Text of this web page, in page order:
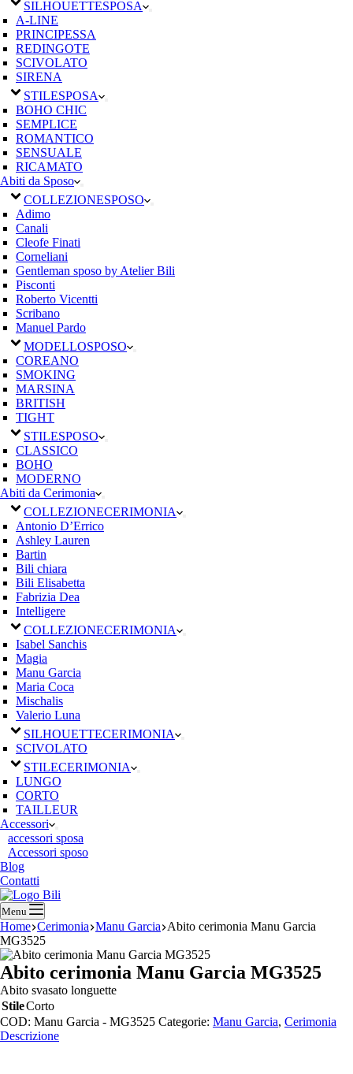
SILHOUETTESPOSA
A-LINE
PRINCIPESSA
REDINGOTE
SCIVOLATO
SIRENA
STILESPOSA
BOHO CHIC
SEMPLICE
ROMANTICO
SENSUALE
RICAMATO
Abiti da Sposo
COLLEZIONESPOSO
Adimo
Canali
Cleofe Finati
Corneliani
Gentleman sposo by Atelier Bili
Pisconti
Roberto Vicentti
Scribano
Manuel Pardo
MODELLOSPOSO
COREANO
SMOKING
MARSINA
BRITISH
TIGHT
STILESPOSO
CLASSICO
BOHO
MODERNO
Abiti da Cerimonia
COLLEZIONECERIMONIA
Antonio D’Errico
Ashley Lauren
Bartin
Bili chiara
Bili Elisabetta
Fabrizia Dea
Intelligere
COLLEZIONECERIMONIA
Isabel Sanchis
Magia
Manu Garcia
Maria Coca
Mischalis
Valerio Luna
SILHOUETTECERIMONIA
SCIVOLATO
STILECERIMONIA
LUNGO
CORTO
TAILLEUR
Accessori
accessori sposa
Accessori sposo
Blog
Contatti
Menu
Home Cerimonia Manu Garcia Abito cerimonia Manu Garcia
MG3525
Abito cerimonia Manu Garcia MG3525
Abito svasato longuette
StileCorto
COD: Manu Garcia - MG3525 Categorie: Manu Garcia, Cerimonia
Descrizione